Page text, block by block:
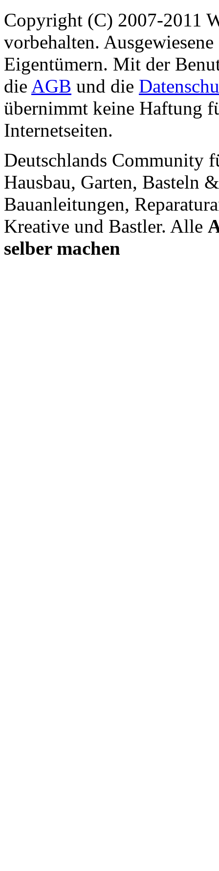
Copyright (C) 2007-2011
vorbehalten.
Eigentümern. Mit der
die AGB und die
übernimmt keine Haftung
Internetseiten.
Deutschlands Community
Hausbau, Garten, Basteln
Bauanleitungen,
Kreative und Bastler. Alle
selber machen